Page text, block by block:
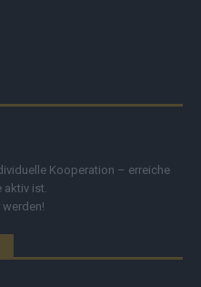
Kooperation – erreiche
ist.